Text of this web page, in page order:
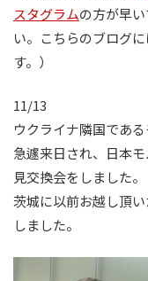
スタグラムの方が早
い。こちらのブログ
す。）
11/13
ウクライナ隣国であ
急遽来日され、日本
見交換会をしました。
茨城に以前お越し頂
しました。